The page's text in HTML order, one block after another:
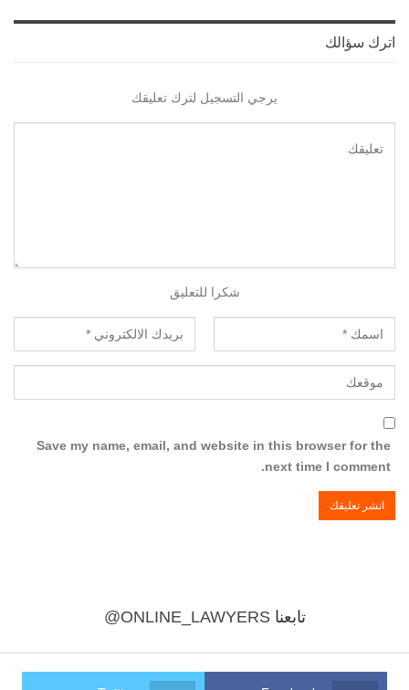
اترك سؤالك
يرجي التسجيل لترك تعليقك
شكرا للتعليق
Save my name, email, and website in this browser for the
next time I comment.
تابعنا@ONLINE_LAWYERS